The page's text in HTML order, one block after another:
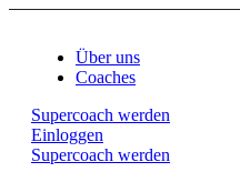
Über uns
Coaches
Supercoach werden
Einloggen
Supercoach werden